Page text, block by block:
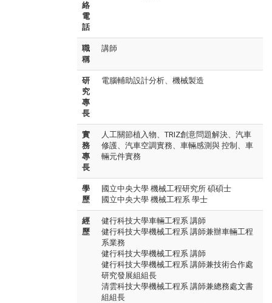
絡
電
話
職
稱
講師
研
究
專
長
電腦輔助設計分析、機械製造
實
務
專
長
人工關節植入物、TRIZ創意問題解決、汽車
修護、汽車空調實務、車輛感測與 控制、車
輛元件實務
學
歷
國立中央大學 機械工程研究所 碩碩士
國立中央大學 機械工程系 學士
經
歷
健行科技大學車輛工程系 講師
健行科技大學機械工程系 講師兼辦車輛工程
系業務
健行科技大學機械工程系 講師
健行科技大學機械工程系 講師兼技術合作處
研究發展組組長
清雲科技大學機械工程系 講師兼總務處文書
組組長